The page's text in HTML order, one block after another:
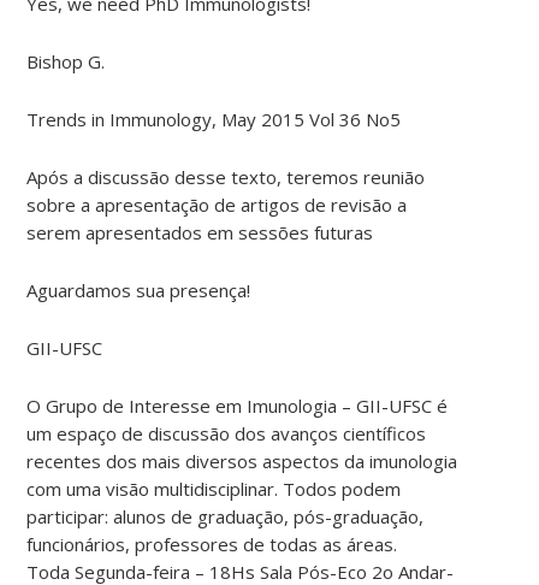
Bishop G.
Trends in Immunology, May 2015 Vol 36 No5
Após a discussão desse texto, teremos reunião
sobre a apresentação de artigos de revisão a
serem apresentados em sessões futuras
Aguardamos sua presença!
GII-UFSC
O Grupo de Interesse em Imunologia – GII-UFSC é
um espaço de discussão dos avanços científicos
recentes dos mais diversos aspectos da imunologia
com uma visão multidisciplinar. Todos podem
participar: alunos de graduação, pós-graduação,
funcionários, professores de todas as áreas.
Toda Segunda-feira – 18Hs Sala Pós-Eco 2o Andar-